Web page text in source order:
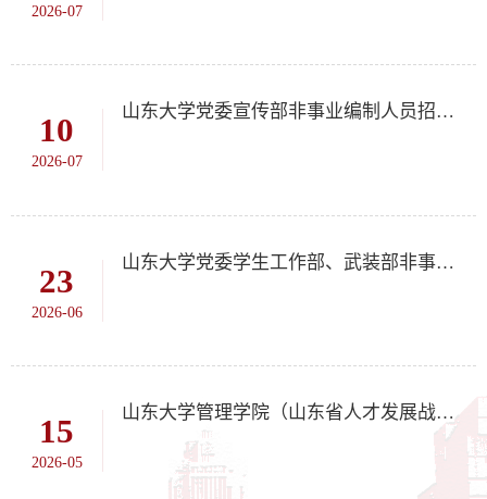
2026-07
10
2026-07
山东大学党委宣传部非事业编制人员招聘公告
23
2026-06
山东大学党委学生工作部、武装部非事业编制人员招聘公告
15
2026-05
山东大学管理学院（山东省人才发展战略研究院）非事业编制人员招聘公告